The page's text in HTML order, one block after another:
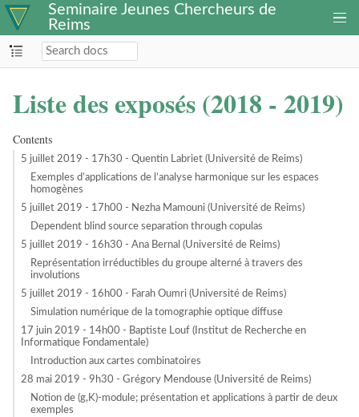
Seminaire Jeunes Chercheurs de
Reims
Liste des exposés (2018 - 2019)
Contents
5 juillet 2019 - 17h30 - Quentin Labriet (Université de Reims)
Exemples d’applications de l’analyse harmonique sur les espaces
homogènes
5 juillet 2019 - 17h00 - Nezha Mamouni (Université de Reims)
Dependent blind source separation through copulas
5 juillet 2019 - 16h30 - Ana Bernal (Université de Reims)
Représentation irréductibles du groupe alterné à travers des
involutions
5 juillet 2019 - 16h00 - Farah Oumri (Université de Reims)
Simulation numérique de la tomographie optique diffuse
17 juin 2019 - 14h00 - Baptiste Louf (Institut de Recherche en
Informatique Fondamentale)
Introduction aux cartes combinatoires
28 mai 2019 - 9h30 - Grégory Mendouse (Université de Reims)
Notion de (g,K)-module; présentation et applications à partir de deux
exemples